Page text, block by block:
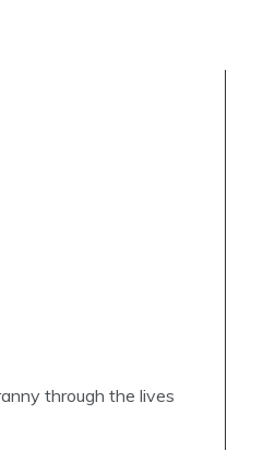
through the lives